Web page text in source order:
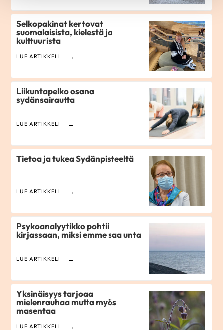
Selkopakinat kertovat
suomalaisista, kielestä ja
kulttuurista
LUE ARTIKKELI
Liikuntapelko osana
sydänsairautta
LUE ARTIKKELI
Tietoa ja tukea Sydänpisteeltä
LUE ARTIKKELI
Psykoanalyytikko pohtii
kirjassaan, miksi emme saa unta
LUE ARTIKKELI
Yksinäisyys tarjoaa
mielenrauhaa mutta myös
masentaa
LUE ARTIKKELI